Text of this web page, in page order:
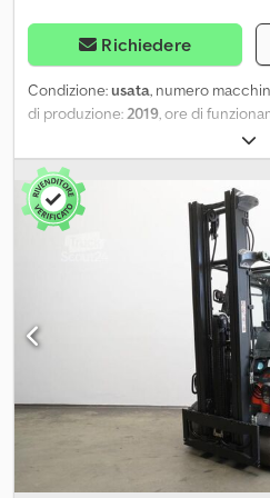
Richiedere
Condizione:usata, numero
di produzione:2019, ore di
4.625 mm
mm, baricentro del carico:500 mm
capacità della batteria:
,
larghezza del telaio portaforcelle:
forche:
, dimensione
misura pneumatico posteriore:
,
, carburante:
Dsdpjzkmvkofx Adqsck -
Portello batteria a 180° per la
Convertitore di tensione - Veicolo:
doppio - Montante: sistema
forche - Traslatore laterale KAUP
Telaio in acciaio + parabrezza,
lavoro a LED anteriori - 1 faro di
Faro di segnalazione posteriore: